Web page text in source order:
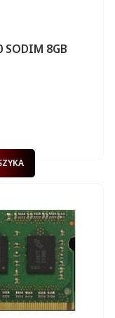
8GB